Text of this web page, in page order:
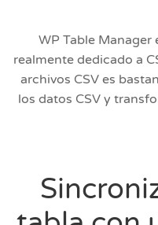
WP Table Manager
realmente dedicado a
archivos CSV es
los datos CSV y